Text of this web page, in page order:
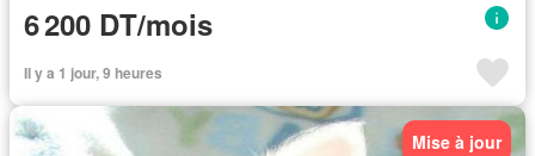
6 200 DT/mois
Il y a 1 jour, 9 heures
Mise à jour